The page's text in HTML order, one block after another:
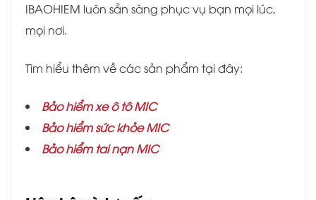
IBAOHIEM luôn sẵn sàng phục vụ bạn mọi lúc,
mọi nơi.
Tìm hiểu thêm về các sản phẩm tại đây:
Bảo hiểm xe ô tô MIC
Bảo hiểm sức khỏe MIC
Bảo hiểm tai nạn MIC